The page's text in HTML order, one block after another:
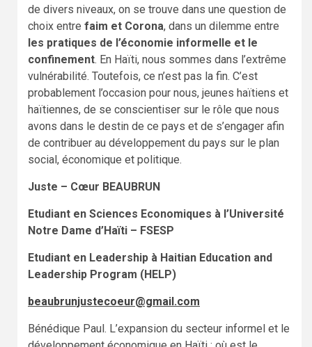
de divers niveaux, on se trouve dans une question de
choix entre faim et Corona, dans un dilemme entre
les pratiques de l’économie informelle et le
confinement. En Haïti, nous sommes dans l’extrême
vulnérabilité. Toutefois, ce n’est pas la fin. C’est
probablement l’occasion pour nous, jeunes haïtiens et
haïtiennes, de se conscientiser sur le rôle que nous
avons dans le destin de ce pays et de s’engager afin
de contribuer au développement du pays sur le plan
social, économique et politique.
Juste – Cœur BEAUBRUN
Etudiant en Sciences Economiques à l’Université
Notre Dame d’Haïti – FSESP
Etudiant en Leadership à Haitian Education and
Leadership Program (HELP)
beaubrunjustecoeur@gmail.com
Bénédique Paul. L’expansion du secteur informel et le